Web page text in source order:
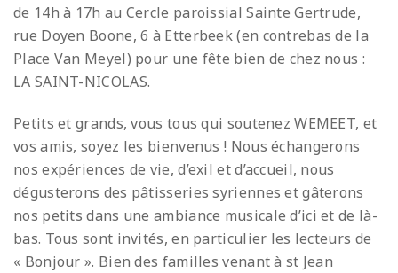
de 14h à 17h au Cercle paroissial Sainte Gertrude,
rue Doyen Boone, 6 à Etterbeek (en contrebas de la
Place Van Meyel) pour une fête bien de chez nous :
LA SAINT-NICOLAS.
Petits et grands, vous tous qui soutenez WEMEET, et
vos amis, soyez les bienvenus ! Nous échangerons
nos expériences de vie, d’exil et d’accueil, nous
dégusterons des pâtisseries syriennes et gâterons
nos petits dans une ambiance musicale d’ici et de là-
bas. Tous sont invités, en particulier les lecteurs de
« Bonjour ». Bien des familles venant à st Jean